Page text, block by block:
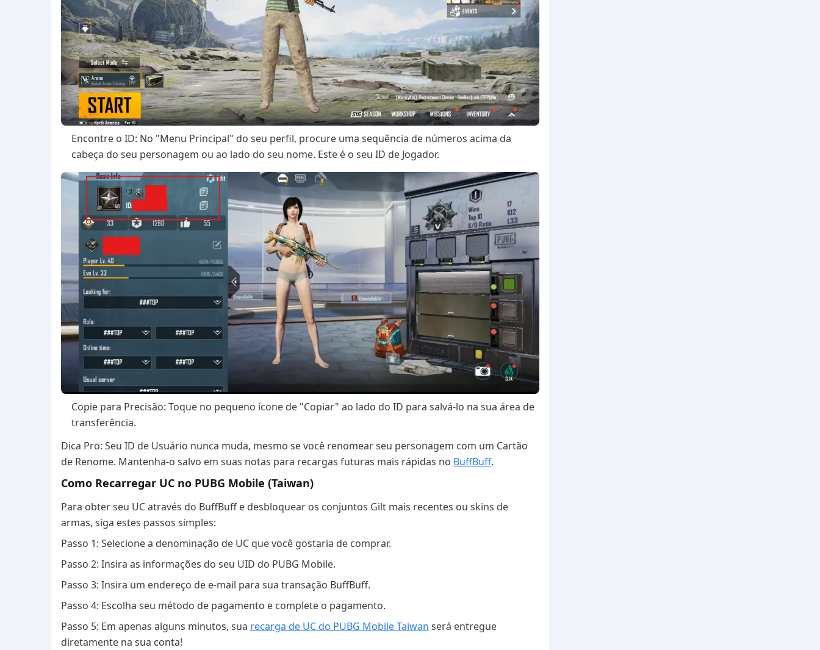
Encontre o ID: No "Menu Principal" do seu perfil, procure uma sequência de números acima da
cabeça do seu personagem ou ao lado do seu nome. Este é o seu ID de Jogador.
Copie para Precisão: Toque no pequeno ícone de "Copiar" ao lado do ID para salvá-lo na sua área de
transferência.
Dica Pro: Seu ID de Usuário nunca muda, mesmo se você renomear seu personagem com um Cartão
de Renome. Mantenha-o salvo em suas notas para recargas futuras mais rápidas no BuffBuff.
Como Recarregar UC no PUBG Mobile (Taiwan)
Para obter seu UC através do BuffBuff e desbloquear os conjuntos Gilt mais recentes ou skins de
armas, siga estes passos simples:
Passo 1: Selecione a denominação de UC que você gostaria de comprar.
Passo 2: Insira as informações do seu UID do PUBG Mobile.
Passo 3: Insira um endereço de e-mail para sua transação BuffBuff.
Passo 4: Escolha seu método de pagamento e complete o pagamento.
Passo 5: Em apenas alguns minutos, sua recarga de UC do PUBG Mobile Taiwan será entregue
diretamente na sua conta!